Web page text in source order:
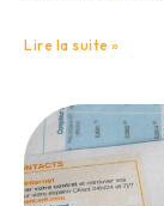
Lire la suite »